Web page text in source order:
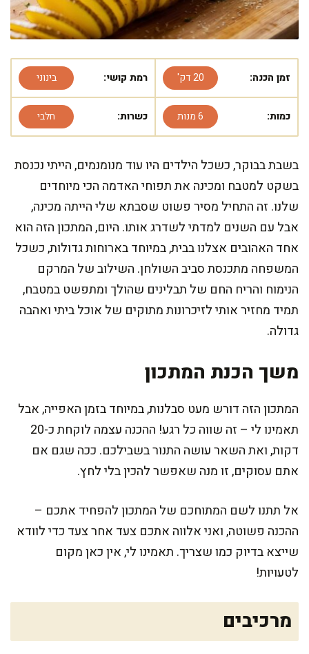
זמן הכנה: 20 דק' רמת קושי: בינוני
כמות: 6 מנות כשרות: חלבי
בשבת בבוקר, כשכל הילדים היו עוד מנומנמים, הייתי נכנסת
בשקט למטבח ומכינה את תפוחי האדמה הכי מיוחדים
שלנו. זה התחיל מסיר פשוט שסבתא שלי הייתה מכינה,
אבל עם השנים למדתי לשדרג אותו. היום, המתכון הזה הוא
אחד האהובים אצלנו בבית, במיוחד בארוחות גדולות, כשכל
המשפחה מתכנסת סביב השולחן. השילוב של המרקם
הנימוח והריח החם של תבלינים שהולך ומתפשט במטבח,
תמיד מחזיר אותי לזיכרונות מתוקים של אוכל ביתי ואהבה
גדולה.
משך הכנת המתכון
המתכון הזה דורש מעט סבלנות, במיוחד בזמן האפייה, אבל
תאמינו לי – זה שווה כל רגע! ההכנה עצמה לוקחת כ-20
דקות, ואת השאר עושה התנור בשבילכם. ככה שגם אם
אתם עסוקים, זו מנה שאפשר להכין בלי לחץ.
אל תתנו לשם המתוחכם של המתכון להפחיד אתכם –
ההכנה פשוטה, ואני אלווה אתכם צעד אחר צעד כדי לוודא
שייצא בדיוק כמו שצריך. תאמינו לי, אין כאן מקום
לטעויות!
מרכיבים